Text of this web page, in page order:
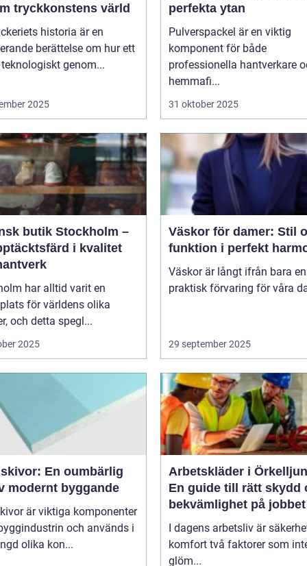
tryckkonstens värld
historia är en
berättelse om hur ett
genom...
2025
perfekta ytan
Pulverspackel är en viktig
komponent för både
professionella hantverkare
hemmafi...
31 oktober 2025
butik Stockholm –
i kvalitet
har alltid varit en
för världens olika
och detta spegl...
2025
Väskor för damer: Stil
funktion i perfekt
Väskor är långt ifrån bara en
praktisk förvaring för våra
29 september 2025
En oumbärlig
modernt byggande
är viktiga komponenter
och används i
olika kon...
Arbetskläder i
En guide till rätt skydd
bekvämlighet på jobbet
I dagens arbetsliv är
komfort två faktorer som
glöm...